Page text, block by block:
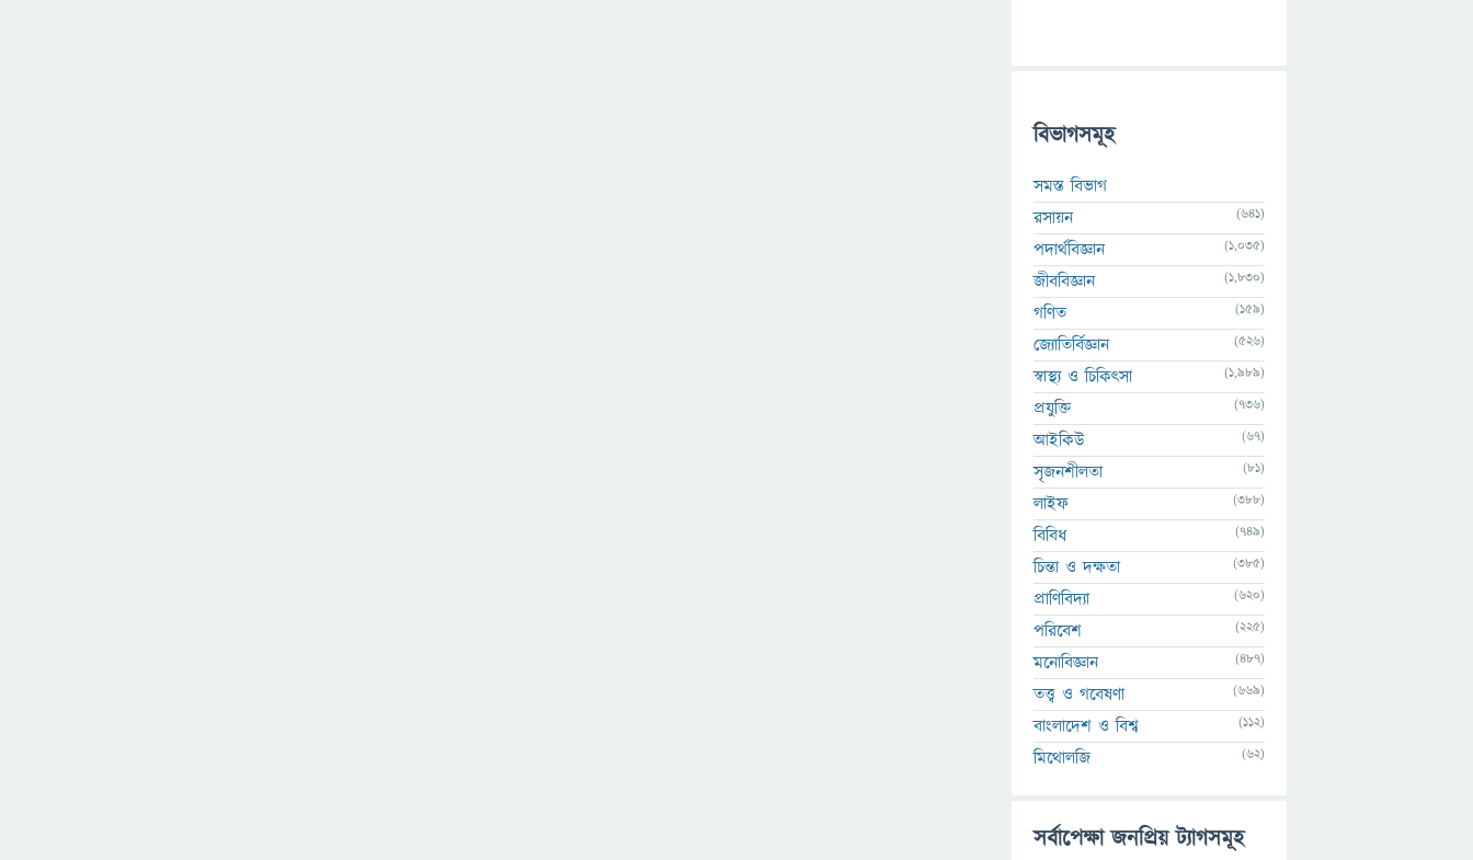
বিভাগসমূহ
সমস্ত বিভাগ
রসায়ন
(641)
পদার্থবিজ্ঞান (1,035)
জীববিজ্ঞান (1,830)
গণিত (159)
জ্যোতির্বিজ্ঞান (526)
স্বাস্থ্য ও চিকিৎসা (1,989)
প্রযুক্তি (736)
আইকিউ (67)
সৃজনশীলতা (81)
লাইফ (388)
বিবিধ (749)
চিন্তা ও দক্ষতা (385)
প্রাণিবিদ্যা (620)
পরিবেশ (225)
মনোবিজ্ঞান (487)
তত্ত্ব ও গবেষণা (669)
বাংলাদেশ ও বিশ্ব (112)
মিথোলজি (62)
সর্বাপেক্ষা জনপ্রিয় ট্যাগসমূহ